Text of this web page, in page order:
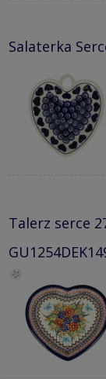
Salaterka
Talerz serce